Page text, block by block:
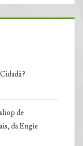
de
da Engie